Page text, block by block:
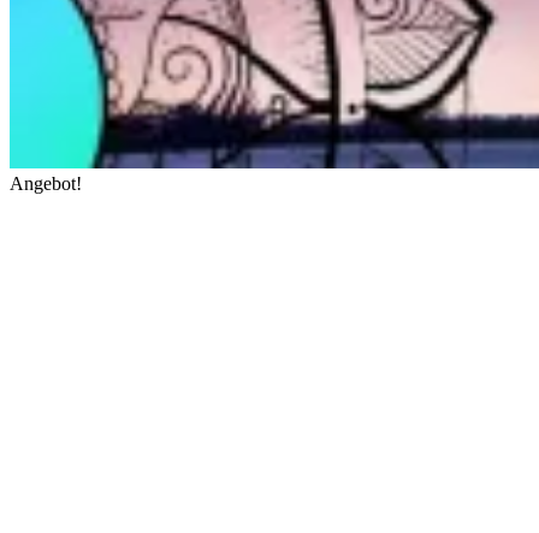
Angebot!